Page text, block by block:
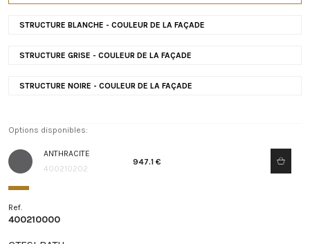
STRUCTURE BLANCHE - COULEUR DE LA FAÇADE
STRUCTURE GRISE - COULEUR DE LA FAÇADE
STRUCTURE NOIRE - COULEUR DE LA FAÇADE
Options disponibles:
ANTHRACITE
400210202
947.1 €
Ref.
400210000